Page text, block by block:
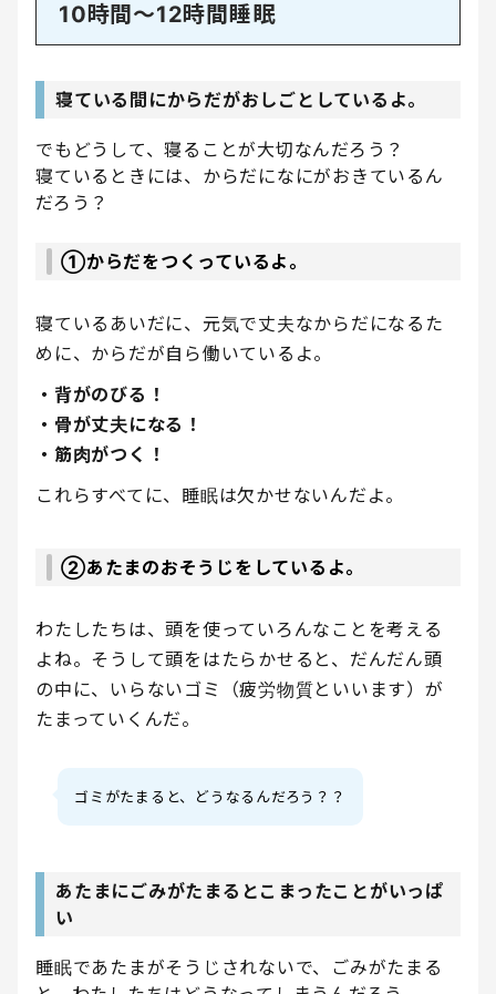
10時間〜12時間睡眠
寝ている間にからだがおしごとしているよ。
でもどうして、寝ることが大切なんだろう？
寝ているときには、からだになにがおきているん
だろう？
①からだをつくっているよ。
寝ているあいだに、元気で丈夫なからだになるた
めに、からだが自ら働いているよ。
・背がのびる！
・骨が丈夫になる！
・筋肉がつく！
これらすべてに、睡眠は欠かせないんだよ。
②あたまのおそうじをしているよ。
わたしたちは、頭を使っていろんなことを考える
よね。そうして頭をはたらかせると、だんだん頭
の中に、いらないゴミ（疲労物質といいます）が
たまっていくんだ。
ゴミがたまると、どうなるんだろう？？
あたまにごみがたまるとこまったことがいっぱ
い
睡眠であたまがそうじされないで、ごみがたまる